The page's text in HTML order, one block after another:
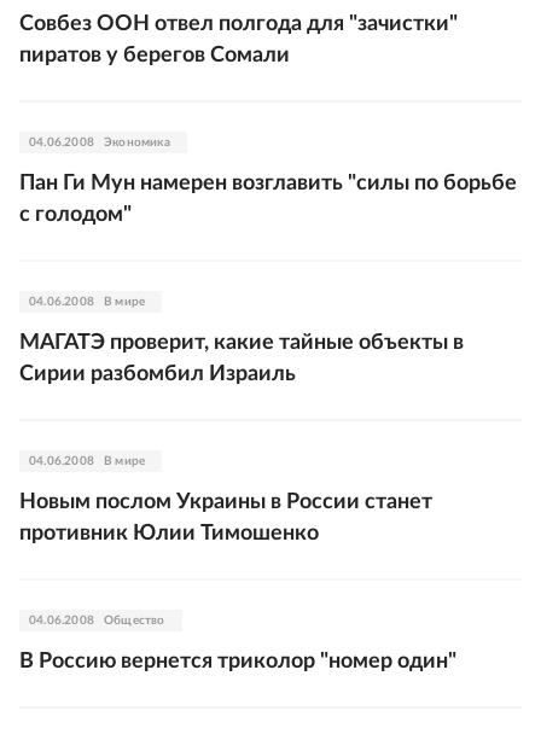
Совбез ООН отвел полгода для "зачистки"
пиратов у берегов Сомали
04.06.2008 Экономика
Пан Ги Мун намерен возглавить "силы по борьбе
с голодом"
04.06.2008 В мире
МАГАТЭ проверит, какие тайные объекты в
Сирии разбомбил Израиль
04.06.2008 В мире
Новым послом Украины в России станет
противник Юлии Тимошенко
04.06.2008 Общество
В Россию вернется триколор "номер один"